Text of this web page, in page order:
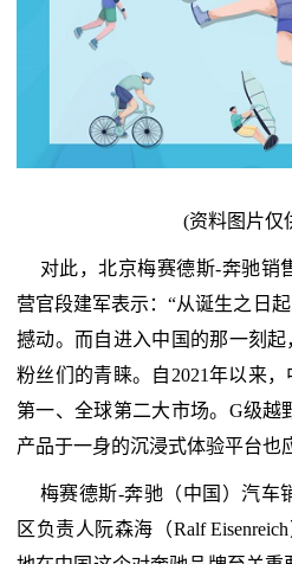
(资料图片仅
对此，北京梅赛德斯-奔驰销
营官段建军表示：“从诞生之日
撼动。而自进入中国的那一刻
粉丝们的青睐。自2021年以来
第一、全球第二大市场。G级越
产品于一身的沉浸式体验平台也
梅赛德斯-奔驰（中国）汽车
区负责人阮森海（Ralf